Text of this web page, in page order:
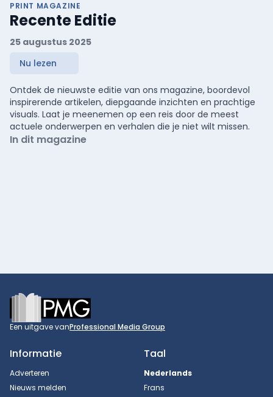
PRINT MAGAZINE
Recente Editie
25 augustus 2025
Nu lezen
Ontdek de nieuwste editie van ons magazine, boordevol
inspirerende artikelen, diepgaande inzichten en prachtige
visuals. Laat je meenemen op een reis door de meest
actuele onderwerpen en verhalen die je niet wilt missen.
In dit magazine
Footer
Een uitgave vanProfessional Media Group
Informatie
Adverteren
Nieuws melden
Taal
Nederlands
Frans